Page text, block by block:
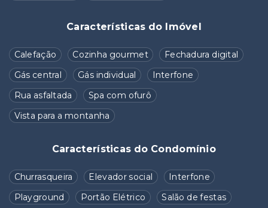
Características do Imóvel
Calefação Cozinha gourmet
Fechadura digital
Gás central
Gás individual
Interfone
Rua asfaltada
Spa com ofurô
Vista para a montanha
Características do Condomínio
Churrasqueira Elevador social
Interfone
Playground
Portão Elétrico
Salão de festas